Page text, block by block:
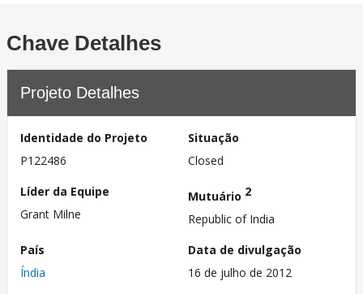
Chave Detalhes
Projeto Detalhes
Identidade do Projeto
P122486
Situação
Closed
Líder da Equipe
Grant Milne
Mutuário 2
Republic of India
País
Índia
Data de divulgação
16 de julho de 2012